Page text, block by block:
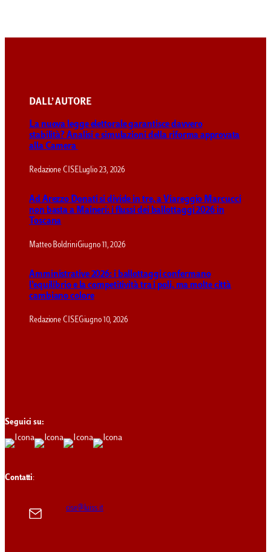
DALL’ AUTORE
La nuova legge elettorale garantisce davvero
stabilità? Analisi e simulazioni della riforma approvata
alla Camera
Redazione CISELuglio 23, 2026
Ad Arezzo Donati si divide in tre, a Viareggio Marcucci
non basta a Maineri: i flussi dei ballottaggi 2026 in
Toscana
Matteo BoldriniGiugno 11, 2026
Amministrative 2026: i ballottaggi confermano
l’equilibrio e la competitività tra i poli, ma molte città
cambiano colore
Redazione CISEGiugno 10, 2026
Seguici su:
Contatti:
cise@luiss.it